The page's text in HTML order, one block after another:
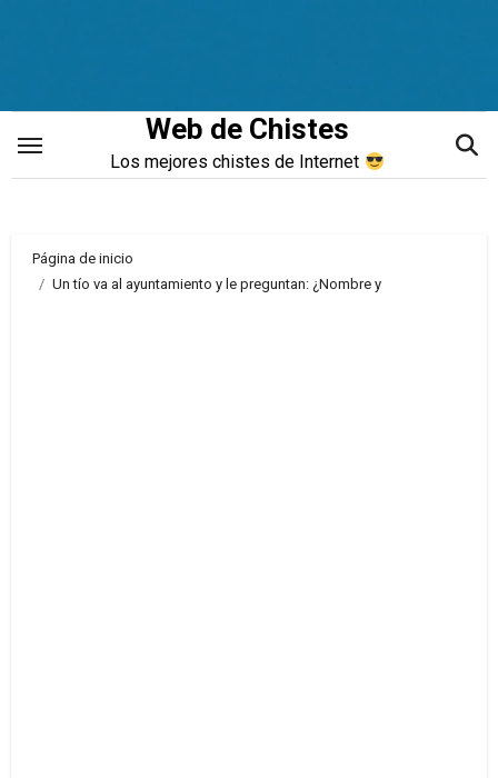
Web de Chistes
Los mejores chistes de Internet
Página de inicio
Un tío va al ayuntamiento y le preguntan: ¿Nombre y